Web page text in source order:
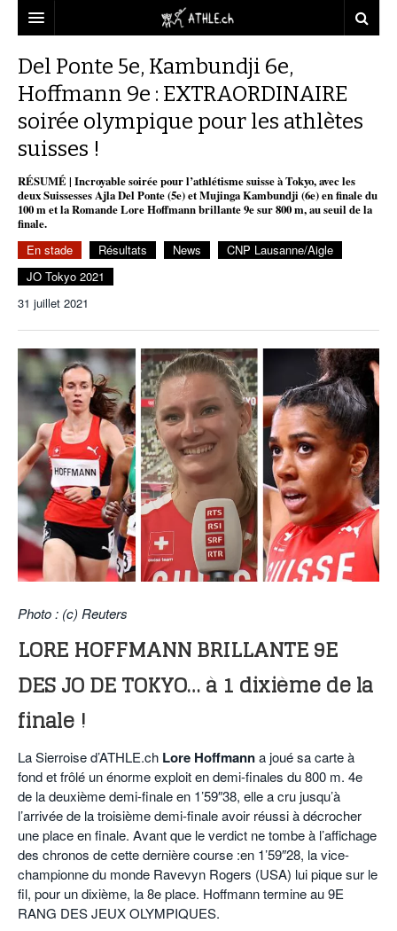
DOSSIERS
CHRONIQUES
MICHEL HERREN
DOPAGE
GALERIES
STATISTIQUES
MINIMA
CNP
CLUBS PARTENAIRES
FÉDÉRATION
PUBLICITÉ
VIDEOS
CLUB D’ATHLÉTISME
TOUS SUPPORTERS D’ATHLE.CH !
NOUS CONTACTER
POURQUOI ATHLE.CH ?
ATHLE.CH RÉGIONS
CNP LAUSANNE/AIGLE
ATHLE.CH RÉGIONS | JURA
ATHLE.CH RÉGIONS | VAUD
ATHLE.CH VINTAGE
BIOGRAPHIES
HIGHLIGHTS
LIVRES
Del Ponte 5e, Kambundji 6e,
Hoffmann 9e : EXTRAORDINAIRE
soirée olympique pour les athlètes
suisses !
RÉSUMÉ | Incroyable soirée pour l’athlétisme suisse à Tokyo, avec les
deux Suissesses Ajla Del Ponte (5e) et Mujinga Kambundji (6e) en finale du
100 m et la Romande Lore Hoffmann brillante 9e sur 800 m, au seuil de la
finale.
En stade Résultats News
CNP Lausanne/Aigle
JO Tokyo 2021
31 juillet 2021
Photo : (c) Reuters
LORE HOFFMANN BRILLANTE 9E
DES JO DE TOKYO… à 1 dixième de la
finale !
La Sierroise d’ATHLE.ch Lore Hoffmanna joué sa carte à
fond et frôlé un énorme exploit en demi-finales du 800 m. 4e
de la deuxième demi-finale en 1’59″38, elle a cru jusqu’à
l’arrivée de la troisième demi-finale avoir réussi à décrocher
une place en finale. Avant que le verdict ne tombe à l’affichage
des chronos de cette dernière course :en 1’59″28, la vice-
championne du monde Ravevyn Rogers (USA) lui pique sur le
fil, pour un dixième, la 8e place. Hoffmann termine au 9E
RANG DES JEUX OLYMPIQUES.